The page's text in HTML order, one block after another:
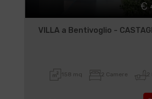
€
VILLA a Bentivoglio -
158 mq 2 Camere 2